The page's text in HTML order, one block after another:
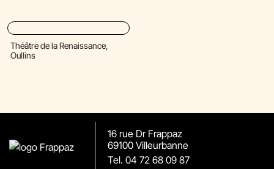
Théâtre de la Renaissance,
Oullins
16 rue Dr Frappaz
69100 Villeurbanne
Tel. 04 72 68 09 87